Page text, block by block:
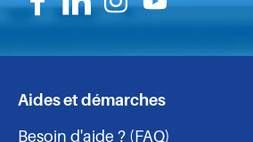
Suivez-
nous
sur
Suivez-
nous
sur
Suivez-
nous
sur
Suivez-
nous
Navigation
Aides et démarches
Besoin d'aide ? (FAQ)